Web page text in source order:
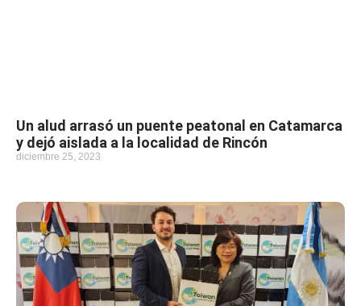
Un alud arrasó un puente peatonal en Catamarca
y dejó aislada a la localidad de Rincón
diciembre 25, 2023